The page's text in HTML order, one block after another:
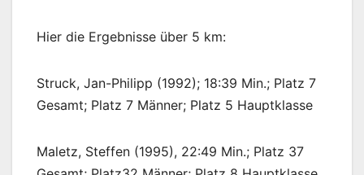
Hier die Ergebnisse über 5 km:
Struck, Jan-Philipp (1992); 18:39 Min.; Platz 7
Gesamt; Platz 7 Männer; Platz 5 Hauptklasse
Maletz, Steffen (1995), 22:49 Min.; Platz 37